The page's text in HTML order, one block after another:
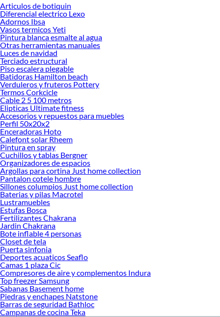
Articulos de botiquin
Diferencial electrico Lexo
Adornos Ibsa
Vasos termicos Yeti
Pintura blanca esmalte al agua
Otras herramientas manuales
Luces de navidad
Terciado estructural
Piso escalera plegable
Batidoras Hamilton beach
Verduleros y fruteros Pottery
Termos Corkcicle
Cable 2 5 100 metros
Elipticas Ultimate fitness
Accesorios y repuestos para muebles
Perfil 50x20x2
Enceradoras Hoto
Calefont solar Rheem
Pintura en spray
Cuchillos y tablas Bergner
Organizadores de espacios
Argollas para cortina Just home collection
Pantalon cotele hombre
Sillones columpios Just home collection
Baterias y pilas Macrotel
Lustramuebles
Estufas Bosca
Fertilizantes Chakrana
Jardin Chakrana
Bote inflable 4 personas
Closet de tela
Puerta sinfonia
Deportes acuaticos Seaflo
Camas 1 plaza Cic
Compresores de aire y complementos Indura
Top freezer Samsung
Sabanas Basement home
Piedras y enchapes Natstone
Barras de seguridad Bathloc
Campanas de cocina Teka